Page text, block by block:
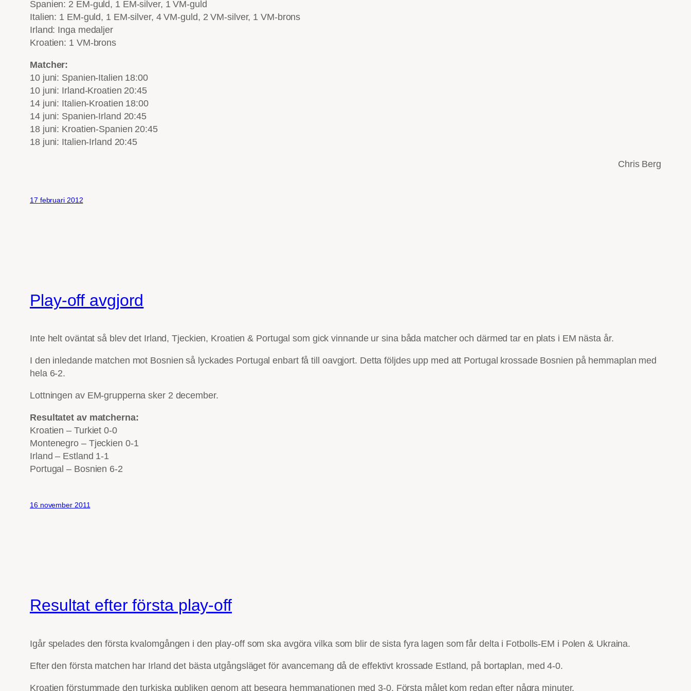
Spanien: 2 EM-guld, 1 EM-silver, 1 VM-guld
Italien: 1 EM-guld, 1 EM-silver, 4 VM-guld, 2 VM-silver, 1 VM-brons
Irland: Inga medaljer
Kroatien: 1 VM-brons
Matcher:
10 juni: Spanien-Italien 18:00
10 juni: Irland-Kroatien 20:45
14 juni: Italien-Kroatien 18:00
14 juni: Spanien-Irland 20:45
18 juni: Kroatien-Spanien 20:45
18 juni: Italien-Irland 20:45
Chris Berg
17 februari 2012
Play-off avgjord
Inte helt oväntat så blev det Irland, Tjeckien, Kroatien & Portugal som gick vinnande ur sina båda matcher och därmed tar en plats i EM nästa år.
I den inledande matchen mot Bosnien så lyckades Portugal enbart få till oavgjort. Detta följdes upp med att Portugal krossade Bosnien på hemmaplan med
hela 6-2.
Lottningen av EM-grupperna sker 2 december.
Resultatet av matcherna:
Kroatien – Turkiet 0-0
Montenegro – Tjeckien 0-1
Irland – Estland 1-1
Portugal – Bosnien 6-2
16 november 2011
Resultat efter första play-off
Igår spelades den första kvalomgången i den play-off som ska avgöra vilka som blir de sista fyra lagen som får delta i Fotbolls-EM i Polen & Ukraina.
Efter den första matchen har Irland det bästa utgångsläget för avancemang då de effektivt krossade Estland, på bortaplan, med 4-0.
Kroatien förstummade den turkiska publiken genom att besegra hemmanationen med 3-0. Första målet kom redan efter några minuter.